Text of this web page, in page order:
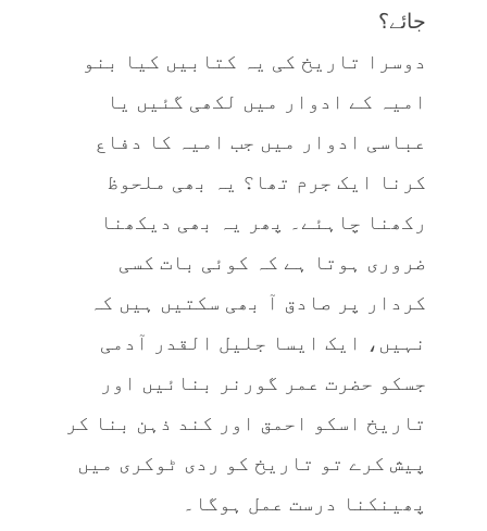
جائے؟
دوسرا تاریخ کی یہ کتابیں کیا بنو
امیہ کے ادوار میں لکھی گئیں یا
عباسی ادوار میں جب امیہ کا دفاع
کرنا ایک جرم تھا؟ یہ بھی ملحوظ
رکھنا چاہئے۔ پھر یہ بھی دیکھنا
ضروری ہوتا ہے کہ کوئی بات کسی
کردار پر صادق آ بھی سکتیں ہیں کہ
نہیں، ایک ایسا جلیل القدر آدمی
جسکو حضرت عمر گورنر بنائیں اور
تاریخ اسکو احمق اور کند ذہن بنا کر
پیش کرے تو تاریخ کو ردی ٹوکری میں
پھینکنا درست عمل ہوگا۔